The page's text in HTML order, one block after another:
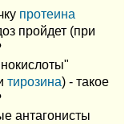
протеина
пройдет (при
тирозина) - такое
антагонисты